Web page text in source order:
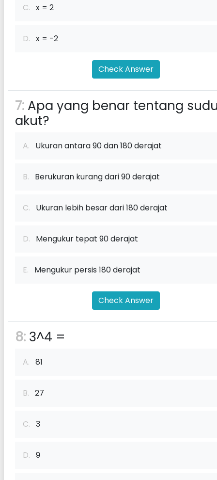
C. x = 2
D. x = -2
Check Answer
7: Apa yang benar tentang
akut?
A. Ukuran antara 90 dan 180 derajat
B. Berukuran kurang dari 90 derajat
C. Ukuran lebih besar dari 180 derajat
D. Mengukur tepat 90 derajat
E. Mengukur persis 180 derajat
Check Answer
8: 3^4 =
A. 81
B. 27
C. 3
D. 9